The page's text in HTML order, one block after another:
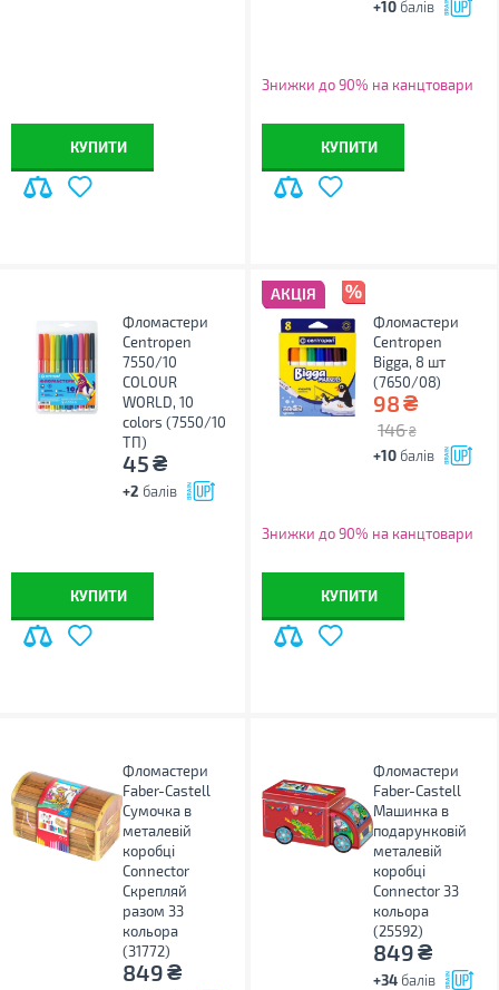
КУПИТИ
+10 балів
Знижки до 90% на канцтовари
КУПИТИ
Фломастери
Centropen
7550/10
COLOUR
WORLD, 10
colors (7550/10
ТП)
45₴
+2 балів
КУПИТИ
АКЦІЯ
Фломастери
Centropen
Bigga, 8 шт
(7650/08)
98₴
146 ₴
+10 балів
Знижки до 90% на канцтовари
КУПИТИ
Фломастери
Faber-Castell
Сумочка в
металевій
коробці
Connector
Скрепляй
разом 33
кольора
(31772)
849₴
Фломастери
Faber-Castell
Машинка в
подарунковій
металевій
коробці
Connector 33
кольора
(25592)
849₴
+34 балів